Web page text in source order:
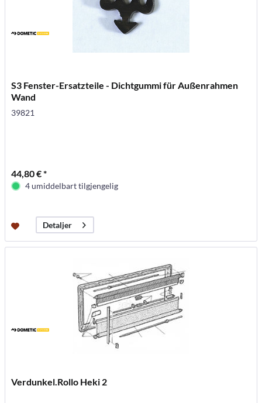
S3 Fenster-Ersatzteile - Dichtgummi für Außenrahmen
Wand
39821
44,80 € *
4 umiddelbart tilgjengelig
Detaljer
Verdunkel.Rollo Heki 2